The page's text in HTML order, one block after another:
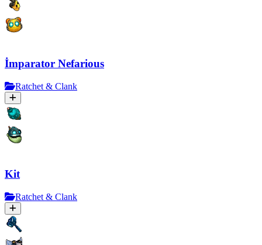
İmparator Nefarious
Ratchet & Clank
Kit
Ratchet & Clank